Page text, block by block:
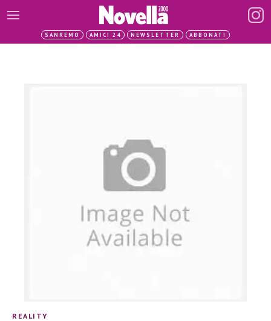
SANREMO AMICI 24 NEWSLETTER ABBONATI
REALITY